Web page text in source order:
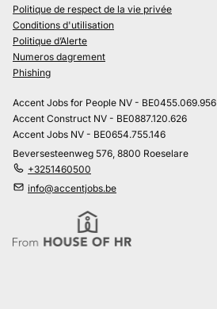
Politique de respect de la vie privée
Conditions d'utilisation
Politique d’Alerte
Numeros dagrement
Phishing
Accent Jobs for People NV - BE0455.069.956
Accent Construct NV - BE0887.120.626
Accent Jobs NV - BE0654.755.146
Beversesteenweg 576, 8800 Roeselare
+3251460500
info@accentjobs.be